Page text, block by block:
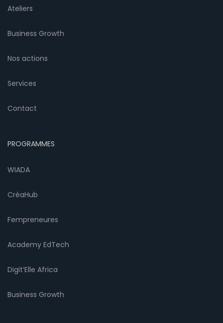
Ateliers
Business Growth
Nos actions
Services
Contact
PROGRAMMES
WIADA
CréaHub
Fempreneures
Academy EdTech
Digit’Elle Africa
Business Growth